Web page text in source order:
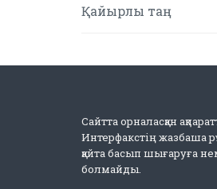
Қайырлы таң
Сайтта орналасқан
Интерфакстің жазбаша
қайта басып шығаруға
болмайды.